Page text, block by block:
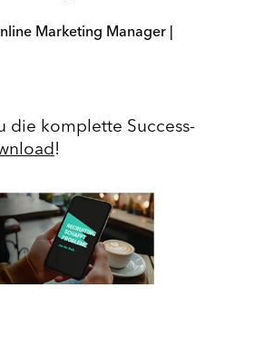
Marketing Manager |
die komplette Success-
!